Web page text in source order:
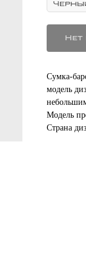
Нет
Cумка-
модель
Модель
Страна